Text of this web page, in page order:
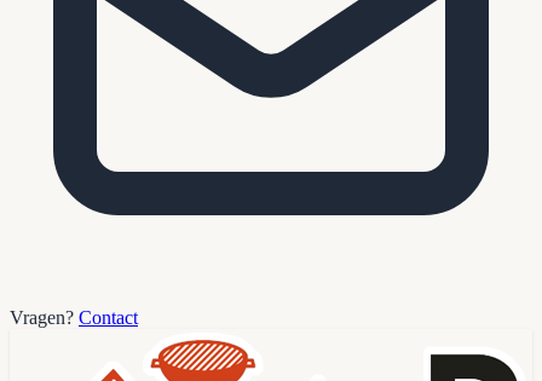
Vragen? Contact